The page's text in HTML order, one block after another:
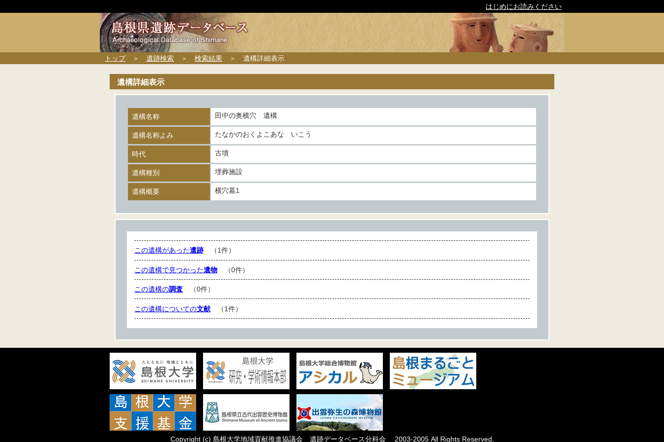
はじめにお読みください
トップ＞ 遺跡検索 ＞ 検索結果 ＞ 遺構詳細表示
遺構詳細表示
遺構名称 田中の奥横穴 遺構
遺構名称よみ たなかのおくよこあな いこう
時代 古墳
遺構種別 埋葬施設
遺構概要 横穴墓1
この遺構があった遺跡（1件）
この遺構で見つかった遺物 （0件）
この遺構の調査 （0件）
この遺構についての文献 （1件）
Copyright (c) 島根大学地域貢献推進協議会 遺跡データベース分科会 2003-2005 All Rights Reserved,